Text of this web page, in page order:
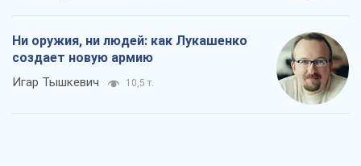
Ни оружия, ни людей: как Лукашенко
создает новую армию
Игар Тышкевич 10,5 т.